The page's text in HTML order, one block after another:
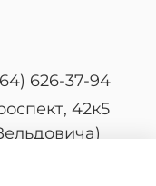
626-37-94
42к5